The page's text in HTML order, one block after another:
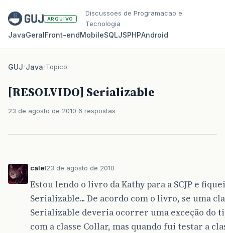
ARQUIVO
Discussoes de Programacao e
Tecnologia
JavaGeralFront‑endMobileSQLJSPHPAndroid
GUJ/Java/Topico
[RESOLVIDO] Serializable
23 de agosto de 2010 6 respostas
calel23 de agosto de 2010
Estou lendo o livro da Kathy para a SCJP e
Serializable... De acordo com o livro, se uma
Serializable deveria ocorrer uma exceção do
com a classe Collar, mas quando fui testar a